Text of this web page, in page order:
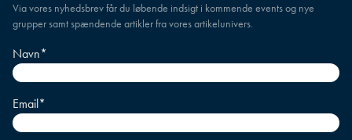
Via vores nyhedsbrev får du løbende indsigt i kommende events og nye
grupper samt spændende artikler fra vores artikelunivers.
Navn*
Email*